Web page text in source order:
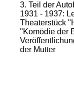
3. Teil der
1931 - 1937:
Theaterstück
"Komödie der
der Mutter